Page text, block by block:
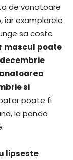
de vanatoare
iar examplarele
sa coste
mascul poate
si
poate fi
la panda
lipseste